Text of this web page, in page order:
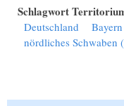
Schlagwort
Deutschland Bayern
nördliches